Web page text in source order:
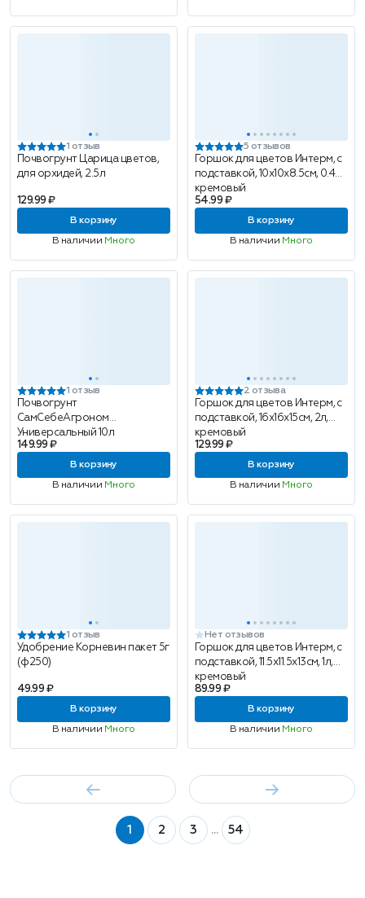
1 отзыв
Почвогрунт Царица цветов,
для орхидей, 2.5л
129.99 ₽
В корзину
В наличии Много
5 отзывов
Горшок для цветов Интерм, с
подставкой, 10x10x8.5см, 0.4л,
кремовый
54.99 ₽
В корзину
В наличии Много
1 отзыв
Почвогрунт
СамСебеАгроном
Универсальный 10л
149.99 ₽
В корзину
В наличии Много
2 отзыва
Горшок для цветов Интерм, с
подставкой, 16х16х15см, 2л,
кремовый
129.99 ₽
В корзину
В наличии Много
1 отзыв
Удобрение Корневин пакет 5г
(ф250)
49.99 ₽
В корзину
В наличии Много
Нет отзывов
Горшок для цветов Интерм, с
подставкой, 11.5x11.5x13см, 1л,
кремовый
89.99 ₽
В корзину
В наличии Много
1 2 3 ... 54